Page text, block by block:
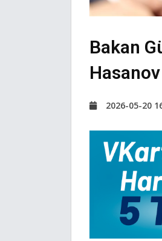
Bakan
2026-05-20